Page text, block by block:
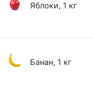
Яблоки, 1 кг
Банан, 1 кг